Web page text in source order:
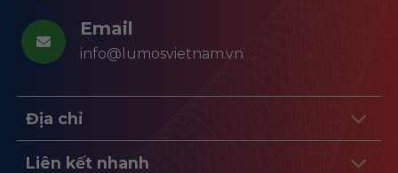
Email
info@lumosvietnam.vn
Địa chỉ
Liên kết nhanh